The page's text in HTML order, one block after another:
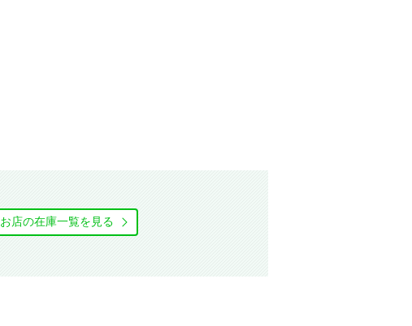
お店の在庫⼀覧を⾒る